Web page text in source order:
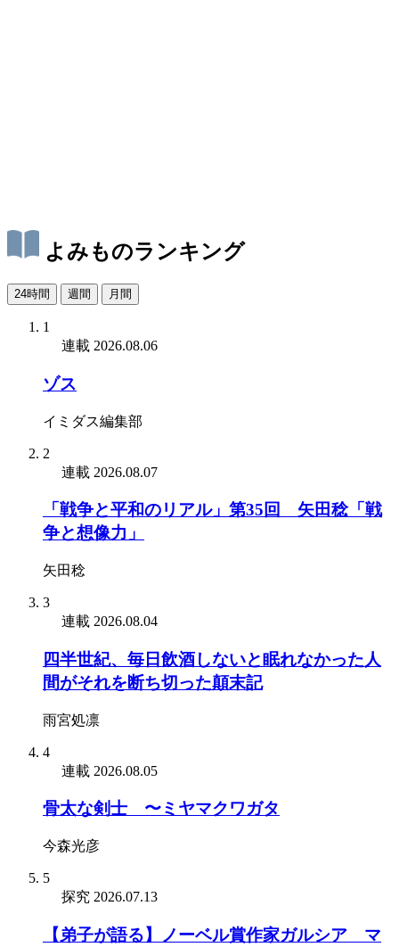
よみものランキング
24時間 週間 月間
1
連載 2026.08.06
ゾス
イミダス編集部
2
連載 2026.08.07
「戦争と平和のリアル」第35回 矢田稔「戦
争と想像力」
矢田稔
3
連載 2026.08.04
四半世紀、毎日飲酒しないと眠れなかった人
間がそれを断ち切った顛末記
雨宮処凛
4
連載 2026.08.05
骨太な剣士 〜ミヤマクワガタ
今森光彦
5
探究 2026.07.13
【弟子が語る】ノーベル賞作家ガルシア゠マ